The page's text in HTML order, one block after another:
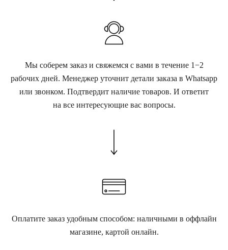
Мы соберем заказ и свяжемся с вами в течение 1−2
рабочих дней. Менеджер уточнит детали заказа в Whatsapp
или звонком. Подтвердит наличие товаров. И ответит
на все интересующие вас вопросы.
Оплатите заказ удобным способом: наличными в оффлайн
магазине, картой онлайн.